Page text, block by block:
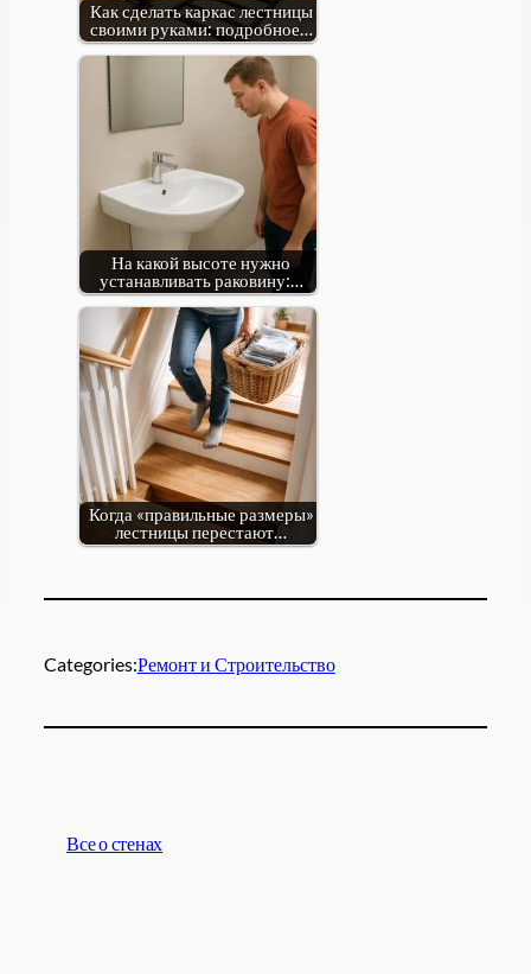
Как сделать каркас лестницы
своими руками: подробное…
На какой высоте нужно
устанавливать раковину:…
Когда «правильные размеры»
лестницы перестают…
Categories:Ремонт и Строительство
Все о стенах